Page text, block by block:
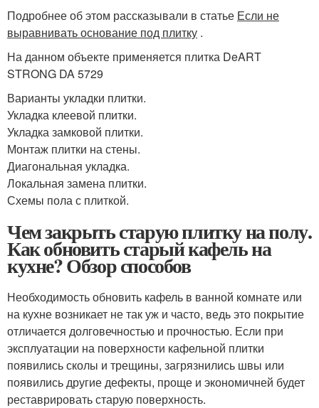
Подробнее об этом рассказывали в статье Если не
выравнивать основание под плитку .
На данном объекте применяется плитка DeART
STRONG DA 5729
Варианты укладки плитки.
Укладка клеевой плитки.
Укладка замковой плитки.
Монтаж плитки на стены.
Диагональная укладка.
Локальная замена плитки.
Схемы пола с плиткой.
Чем закрыть старую плитку на полу.
Как обновить старый кафель на
кухне? Обзор способов
Необходимость обновить кафель в ванной комнате или
на кухне возникает не так уж и часто, ведь это покрытие
отличается долговечностью и прочностью. Если при
эксплуатации на поверхности кафельной плитки
появились сколы и трещины, загрязнились швы или
появились другие дефекты, проще и экономичней будет
реставрировать старую поверхность.